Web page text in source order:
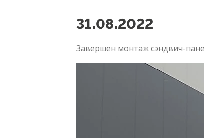
31.08.2022
Завершен монтаж сэндвич-